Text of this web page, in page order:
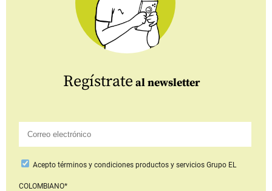
Regístrate al newsletter
Aceptotérminos y condiciones productos y serviciosGrupo EL
COLOMBIANO*